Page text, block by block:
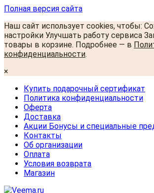
Полная версия сайта
Наш сайт использует cookies, чтобы:
настройки Улучшать работу сервиса
товары в корзине. Подробнее — в
конфиденциальности.
×
Купить подарочный сертификат
Политика конфиденциальности
Оферта
Доставка
Акции Бонусы и специальные
Контакты
Об организации
Оплата
Условия возврата
Магазин